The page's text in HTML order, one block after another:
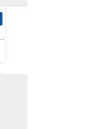
Kenmaster KM-4932 Pompa Sepeda Tabung Silver